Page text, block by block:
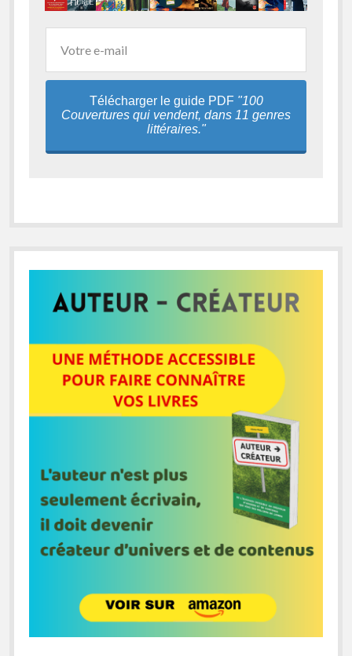
Télécharger le guide PDF "100
Couvertures qui vendent, dans 11 genres
littéraires."